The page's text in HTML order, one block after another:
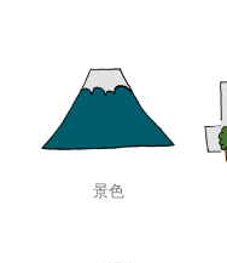
景色